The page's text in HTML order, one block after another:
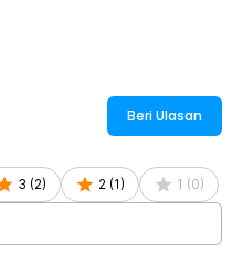
Beri Ulasan
3 (2) 2 (1 ) 1 (0)